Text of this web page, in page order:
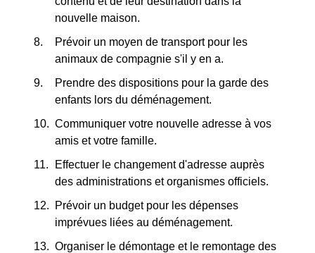
nouvelle maison.
Prévoir un moyen de transport pour les
animaux de compagnie s'il y en a.
Prendre des dispositions pour la garde des
enfants lors du déménagement.
Communiquer votre nouvelle adresse à vos
amis et votre famille.
Effectuer le changement d'adresse auprès
des administrations et organismes officiels.
Prévoir un budget pour les dépenses
imprévues liées au déménagement.
Organiser le démontage et le remontage des